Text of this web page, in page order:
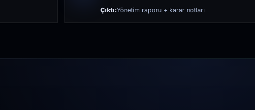
Çıktı:Yönetim raporu + karar notları